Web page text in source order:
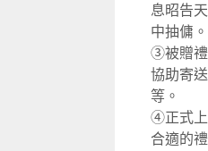
息昭告
中抽傭。
③被贈禮
協助寄
等。
④正式上
合適的